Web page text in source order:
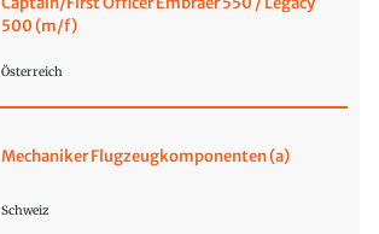
500 (m/f)
Österreich
Mechaniker Flugzeugkomponenten (a)
Schweiz